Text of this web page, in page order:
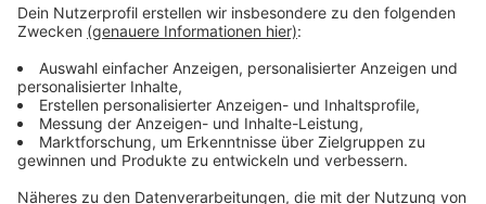
ANTENNE BAYERN Newsletter. Ob Nachrichten,
Lifestyle oder unsere neuesten Aktionen - wir
informieren dich.
Zum Newsletter anmelden